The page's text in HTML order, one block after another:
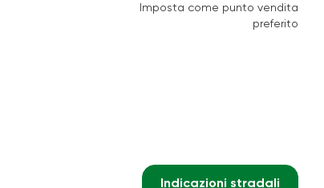
Imposta come punto vendita
preferito
Indicazioni stradali